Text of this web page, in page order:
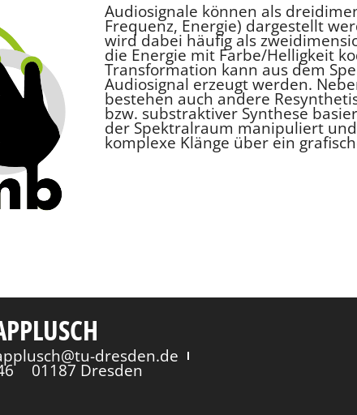
Audiosignale können als
Frequenz, Energie) dargestellt
wird dabei häufig als
die Energie mit Farbe/Helligkeit
Transformation kann aus dem
Audiosignal erzeugt werden.
bestehen auch andere
bzw. substraktiver Synthese
der Spektralraum manipuliert
komplexe Klänge über ein
dresden.de
01187 Dresden